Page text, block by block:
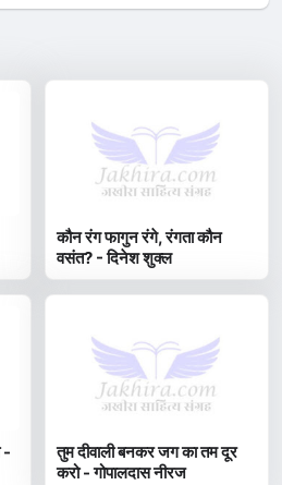
कौन रंग फागुन रंगे, रंगता कौन
वसंत? - दिनेश शुक्ल
-
तुम दीवाली बनकर जग का तम दूर
करो - गोपालदास नीरज